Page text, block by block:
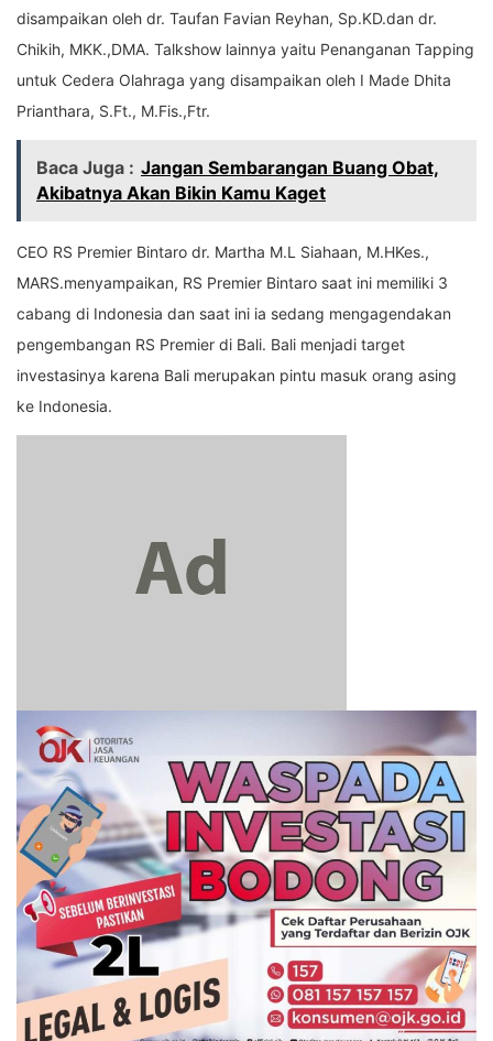
disampaikan oleh dr. Taufan Favian Reyhan, Sp.KD.dan dr.
Chikih, MKK.,DMA. Talkshow lainnya yaitu Penanganan Tapping
untuk Cedera Olahraga yang disampaikan oleh I Made Dhita
Prianthara, S.Ft., M.Fis.,Ftr.
Baca Juga : Jangan Sembarangan Buang Obat,
Akibatnya Akan Bikin Kamu Kaget
CEO RS Premier Bintaro dr. Martha M.L Siahaan, M.HKes.,
MARS.menyampaikan, RS Premier Bintaro saat ini memiliki 3
cabang di Indonesia dan saat ini ia sedang mengagendakan
pengembangan RS Premier di Bali. Bali menjadi target
investasinya karena Bali merupakan pintu masuk orang asing
ke Indonesia.